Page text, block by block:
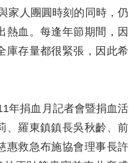
家人團圓時刻的同時，仍
熱血。每逢年節期間，因
庫存量都很緊張，因此希
捐血月記者會暨捐血活
、羅東鎮鎮長吳秋齡、前
惠救急布施協會理事長許